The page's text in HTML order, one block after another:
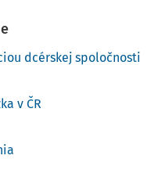
dcérskej spoločnosti
v ČR